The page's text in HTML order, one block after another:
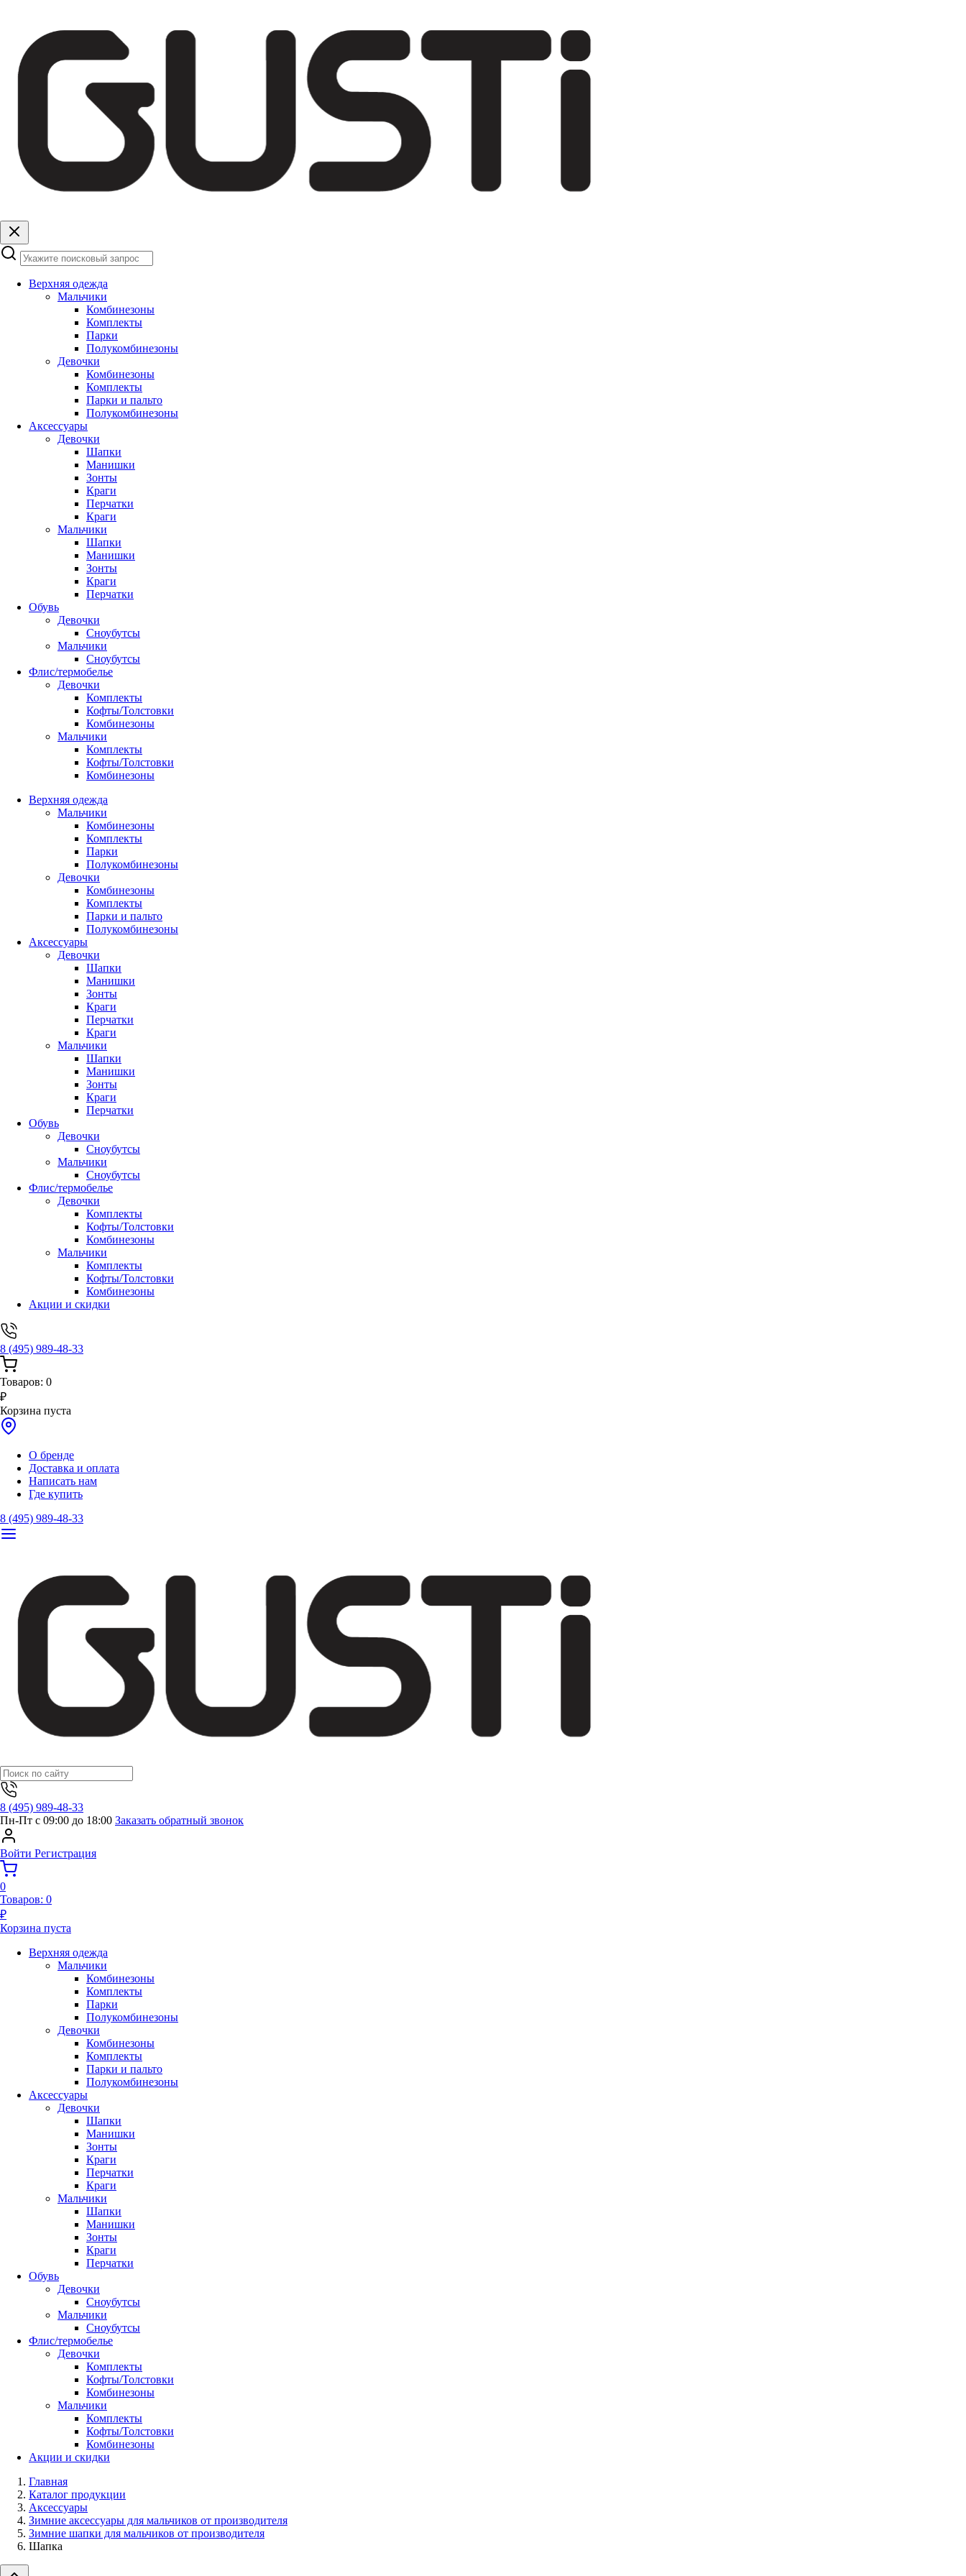
Верхняя одежда
Мальчики
Комбинезоны
Комплекты
Парки
Полукомбинезоны
Девочки
Комбинезоны
Комплекты
Парки и пальто
Полукомбинезоны
Аксессуары
Девочки
Шапки
Манишки
Зонты
Краги
Перчатки
Краги
Мальчики
Шапки
Манишки
Зонты
Краги
Перчатки
Обувь
Девочки
Сноубутсы
Мальчики
Сноубутсы
Флис/термобелье
Девочки
Комплекты
Кофты/Толстовки
Комбинезоны
Мальчики
Комплекты
Кофты/Толстовки
Комбинезоны
Верхняя одежда
Мальчики
Комбинезоны
Комплекты
Парки
Полукомбинезоны
Девочки
Комбинезоны
Комплекты
Парки и пальто
Полукомбинезоны
Аксессуары
Девочки
Шапки
Манишки
Зонты
Краги
Перчатки
Краги
Мальчики
Шапки
Манишки
Зонты
Краги
Перчатки
Обувь
Девочки
Сноубутсы
Мальчики
Сноубутсы
Флис/термобелье
Девочки
Комплекты
Кофты/Толстовки
Комбинезоны
Мальчики
Комплекты
Кофты/Толстовки
Комбинезоны
Акции и скидки
8 (495) 989-48-33
Товаров: 0
₽
Корзина пуста
О бренде
Доставка и оплата
Написать нам
Где купить
8 (495) 989-48-33
8 (495) 989-48-33
Пн-Пт с 09:00 до 18:00 Заказать обратный звонок
Войти Регистрация
0
Товаров: 0
₽
Корзина пуста
Верхняя одежда
Мальчики
Комбинезоны
Комплекты
Парки
Полукомбинезоны
Девочки
Комбинезоны
Комплекты
Парки и пальто
Полукомбинезоны
Аксессуары
Девочки
Шапки
Манишки
Зонты
Краги
Перчатки
Краги
Мальчики
Шапки
Манишки
Зонты
Краги
Перчатки
Обувь
Девочки
Сноубутсы
Мальчики
Сноубутсы
Флис/термобелье
Девочки
Комплекты
Кофты/Толстовки
Комбинезоны
Мальчики
Комплекты
Кофты/Толстовки
Комбинезоны
Акции и скидки
Главная
Каталог продукции
Аксессуары
Зимние аксессуары для мальчиков от производителя
Зимние шапки для мальчиков от производителя
Шапка